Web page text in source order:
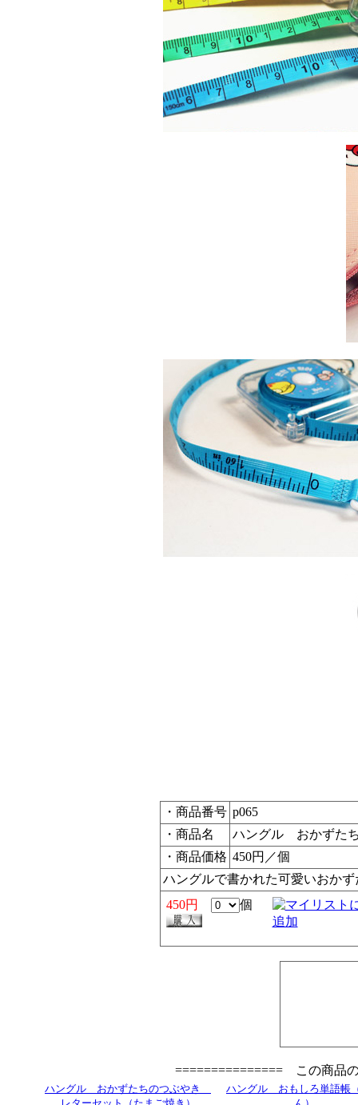
・商品番号 p065
・商品名
ハングル おかずた
・商品価格 450円／個
ハングルで書かれた可愛いおか
450円
個
=============== この商品
ハングル おかずたちのつぶやき
ハングル おもしろ単語帳